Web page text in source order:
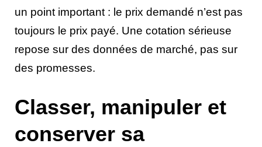
un point important : le prix demandé n’est pas
toujours le prix payé. Une cotation sérieuse
repose sur des données de marché, pas sur
des promesses.
Classer, manipuler et
conserver sa